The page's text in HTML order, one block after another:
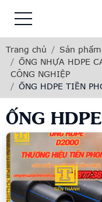
Trang chủ
Sản phẩm
ỐNG NHỰA HDPE
CÔNG NGHIỆP
ỐNG HDPE TIỀN
ỐNG